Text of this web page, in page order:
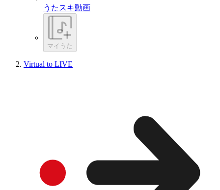
うたスキ動画
マイうた
Virtual to LIVE